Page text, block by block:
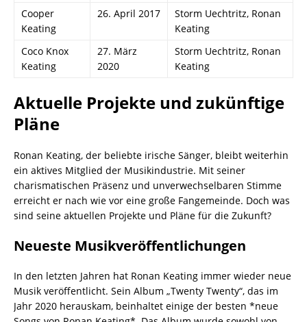
Cooper
Keating
26. April 2017
Storm Uechtritz, Ronan
Keating
Coco Knox
Keating
27. März
2020
Storm Uechtritz, Ronan
Keating
Aktuelle Projekte und zukünftige
Pläne
Ronan Keating, der beliebte irische Sänger, bleibt weiterhin
ein aktives Mitglied der Musikindustrie. Mit seiner
charismatischen Präsenz und unverwechselbaren Stimme
erreicht er nach wie vor eine große Fangemeinde. Doch was
sind seine aktuellen Projekte und Pläne für die Zukunft?
Neueste Musikveröffentlichungen
In den letzten Jahren hat Ronan Keating immer wieder neue
Musik veröffentlicht. Sein Album „Twenty Twenty“, das im
Jahr 2020 herauskam, beinhaltet einige der besten *neue